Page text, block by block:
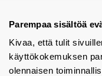
Parempaa sisältöä
Kivaa, että tulit
käyttökokemuksen
olennaisen
Tuotekuvastot
Instagram
BIM-objektit